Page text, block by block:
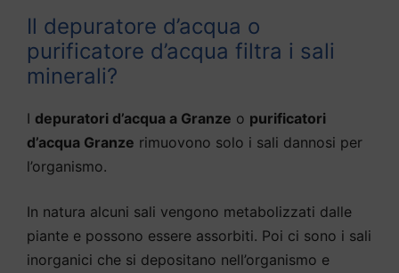
Il depuratore d’acqua o
purificatore d’acqua filtra i sali
minerali?
I depuratori d’acqua a Granze o purificatori
d’acqua Granze rimuovono solo i sali dannosi per
l’organismo.
In natura alcuni sali vengono metabolizzati dalle
piante e possono essere assorbiti. Poi ci sono i sali
inorganici che si depositano nell’organismo e